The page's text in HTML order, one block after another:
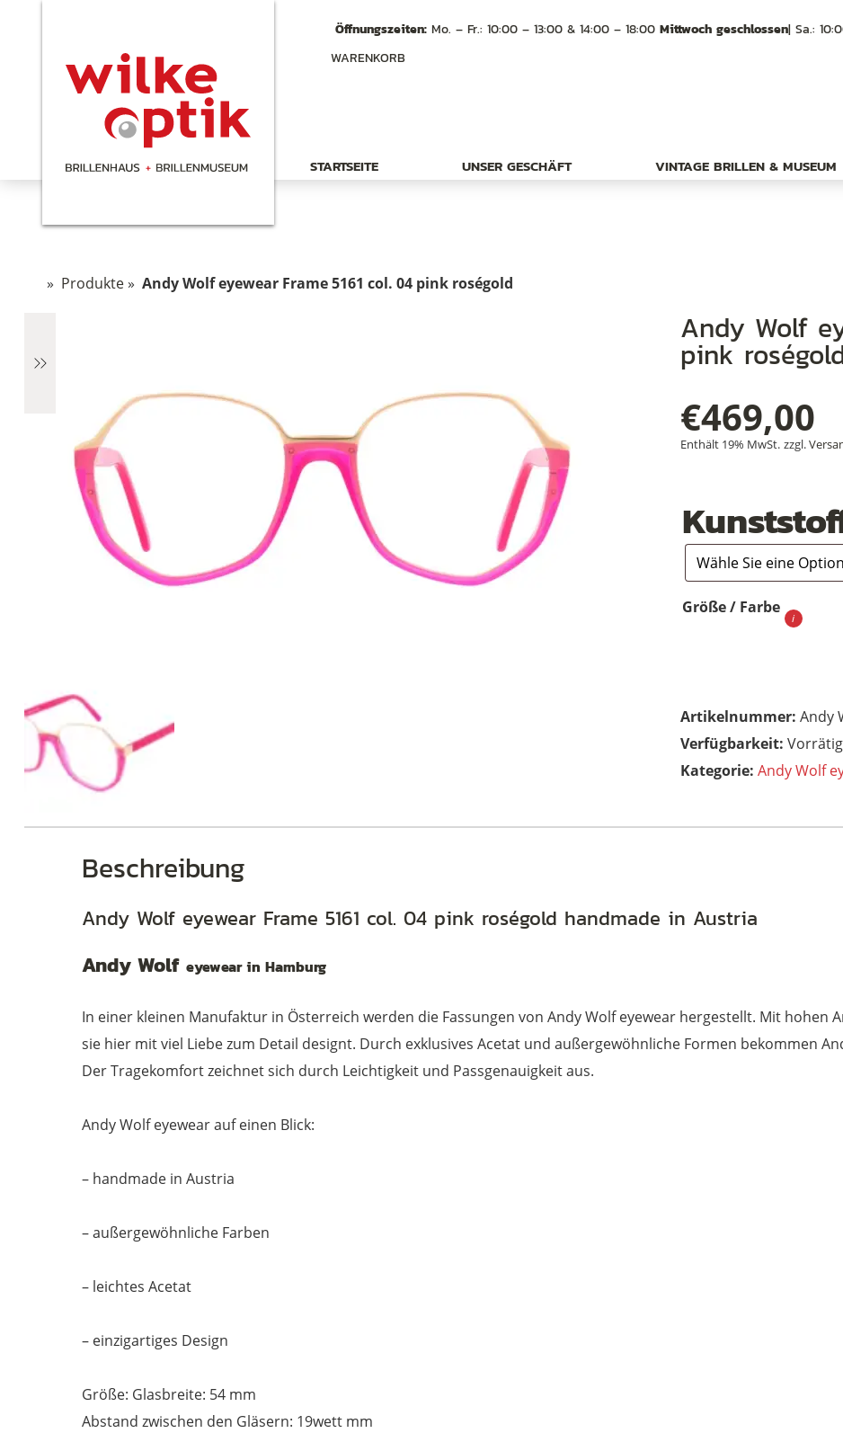
Öffnungszeiten:Mo. – Fr.: 10:00 – 13:00 & 14:00 – 18:00 Mittwoch geschlossen| Sa.:
WARENKORB
STARTSEITE UNSER GESCHÄFT VINTAGE BRILLEN & MUSEUM
» Produkte» Andy Wolf eyewear Frame 5161 col. 04 pink roségold
Andy Wolf eyewear Frame 5161 col. 04
pink
€469,00
Enthält 19% MwSt. zzgl.
Größe / Farbe
Artikelnummer: Andy
Vorrätig
Kategorie: Andy Wolf
Beschreibung
Andy Wolf eyewear Frame 5161 col. 04 pink roségold handmade in Austria
Andy Wolf eyewear in Hamburg
In einer kleinen Manufaktur in Österreich werden die Fassungen von Andy Wolf eyewear hergestellt. Mit hohen
sie hier mit viel Liebe zum Detail designt. Durch exklusives Acetat und außergewöhnliche Formen bekommen
Der Tragekomfort zeichnet sich durch Leichtigkeit und Passgenauigkeit aus.
Andy Wolf eyewear auf einen Blick:
– handmade in Austria
– außergewöhnliche Farben
– leichtes Acetat
– einzigartiges Design
Größe: Glasbreite: 54 mm
Abstand zwischen den Gläsern: 19wett mm